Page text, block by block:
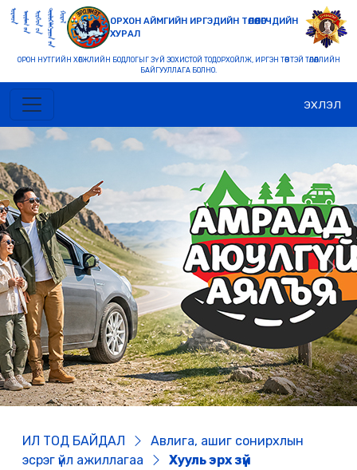
ОРХОН АЙМГИЙН ИРГЭДИЙН ТӨЛӨӨЛӨГЧДИЙН
ХУРАЛ
ОРОН НУТГИЙН ХӨГЖЛИЙН БОДЛОГЫГ ЗҮЙ ЗОХИСТОЙ ТОДОРХОЙЛЖ, ИРГЭН ТӨВТЭЙ ТӨЛӨӨЛЛИЙН
БАЙГУУЛЛАГА БОЛНО.
ЭХЛЭЛ
Previous Next
ИЛ ТОД БАЙДАЛ
Авлига, ашиг сонирхлын
эсрэг үйл ажиллагаа
Хууль эрх зүй